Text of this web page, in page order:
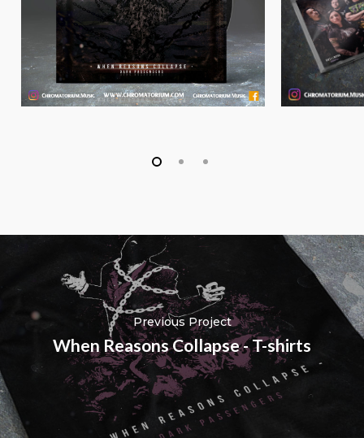
Previous Project
When Reasons Collapse - T-shirts